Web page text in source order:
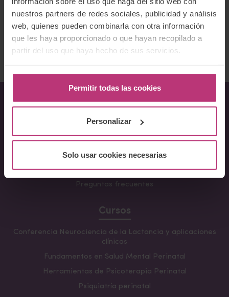
nuestros partners de redes sociales, publicidad y análisis
web, quienes pueden combinarla con otra información
que les haya proporcionado o que hayan recopilado a
partir del uso que haya hecho de sus servicios.
Permitir todas las cookies
Personalizar
Solo usar cookies necesarias
Ofrece servicios Online
Sobre Nosotros
Acerca del Instituto
Equipo
Docentes
Preguntas frecuentes
Cursos
Conferencia Neurociencia de la Lactancia y aplicaciones
clínicas
Fundamentos en Salud Mental Perinatal
Herramientas de Psicoterapia Perinatal
Psiquiatría perinatal